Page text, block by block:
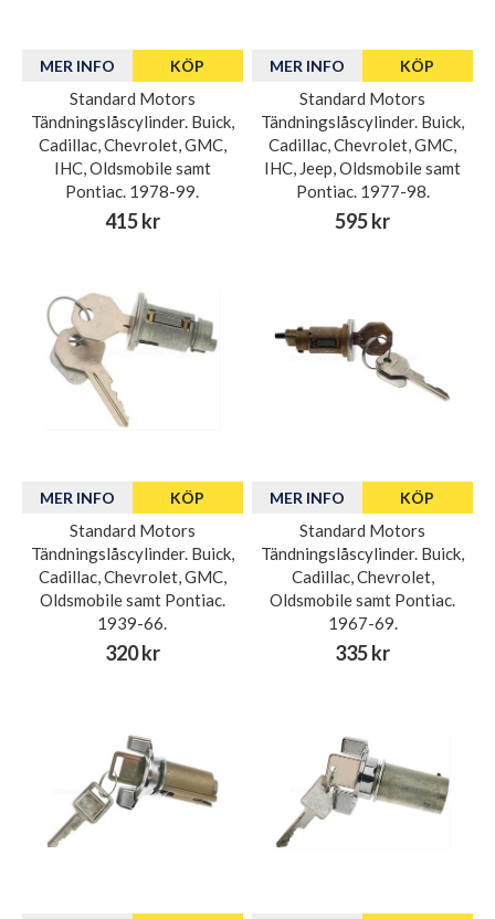
MER INFO KÖP
Standard Motors
Tändningslåscylinder. Buick,
Cadillac, Chevrolet, GMC,
IHC, Oldsmobile samt
Pontiac. 1978-99.
415 kr
MER INFO KÖP
Standard Motors
Tändningslåscylinder. Buick,
Cadillac, Chevrolet, GMC,
IHC, Jeep, Oldsmobile samt
Pontiac. 1977-98.
595 kr
MER INFO KÖP
Standard Motors
Tändningslåscylinder. Buick,
Cadillac, Chevrolet, GMC,
Oldsmobile samt Pontiac.
1939-66.
320 kr
MER INFO KÖP
Standard Motors
Tändningslåscylinder. Buick,
Cadillac, Chevrolet,
Oldsmobile samt Pontiac.
1967-69.
335 kr